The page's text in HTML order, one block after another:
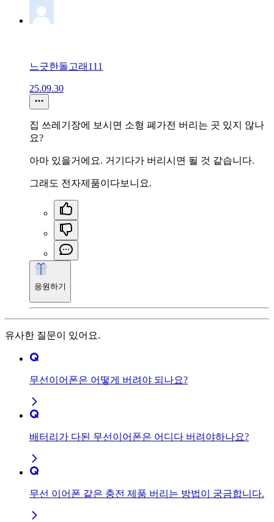
느긋한돌고래111
25.09.30
집 쓰레기장에 보시면 소형 폐가전 버리는 곳 있지 않나
요?
아마 있을거에요. 거기다가 버리시면 될 것 같습니다.
그래도 전자제품이다보니요.
응원하기
유사한 질문이 있어요.
무선이어폰은 어떻게 버려야 되나요?
배터리가 다된 무선이어폰은 어디다 버려야하나요?
무선 이어폰 같은 충전 제품 버리는 방법이 궁금합니다.